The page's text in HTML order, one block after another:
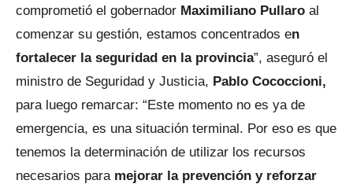
comprometió el gobernador Maximiliano Pullaro al
comenzar su gestión, estamos concentrados en
fortalecer la seguridad en la provincia”, aseguró el
ministro de Seguridad y Justicia, Pablo Cococcioni,
para luego remarcar: “Este momento no es ya de
emergencia, es una situación terminal. Por eso es que
tenemos la determinación de utilizar los recursos
necesarios para mejorar la prevención y reforzar